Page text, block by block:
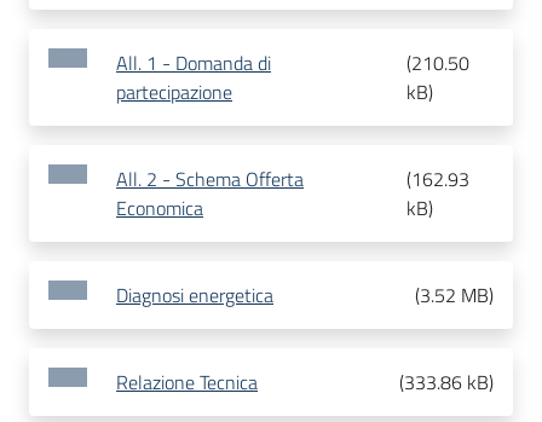
All. 1 - Domanda di
partecipazione
(210.50
kB)
All. 2 - Schema Offerta
Economica
(162.93
kB)
Diagnosi energetica (3.52 MB)
Relazione Tecnica (333.86 kB)